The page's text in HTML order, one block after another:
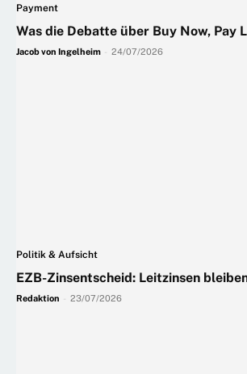
Payment
Was die Debatte über Buy Now, Pay
Jacob von Ingelheim 24/07/2026
Politik & Aufsicht
EZB-Zinsentscheid: Leitzinsen
Redaktion 23/07/2026